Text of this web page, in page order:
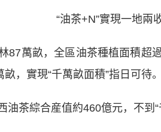
“油茶+N”實現一地兩收
萬畝，全區油茶種植面積超
，實現“千萬畝面積”指日可待。
綜合産值約460億元，不到“